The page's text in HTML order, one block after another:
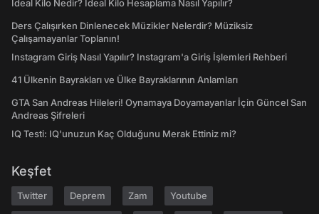
İdeal Kilo Nedir? İdeal Kilo Hesaplama Nasıl Yapılır?
Ders Çalışırken Dinlenecek Müzikler Nelerdir? Müziksiz
Çalışamayanlar Toplanın!
Instagram Giriş Nasıl Yapılır? Instagram'a Giriş İşlemleri Rehberi
41 Ülkenin Bayrakları ve Ülke Bayraklarının Anlamları
GTA San Andreas Hileleri! Oynamaya Doyamayanlar İçin Güncel San
Andreas Şifreleri
IQ Testi: IQ'unuzun Kaç Olduğunu Merak Ettiniz mi?
Keşfet
Twitter Deprem Zam Youtube